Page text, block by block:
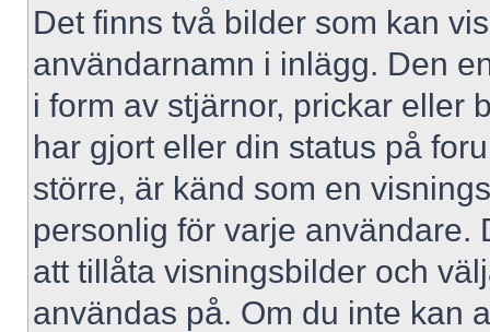
Det finns två bilder som kan
användarnamn i inlägg. Den
i form av stjärnor, prickar eller
har gjort eller din status på
större, är känd som en
personlig för varje användare.
att tillåta visningsbilder och
användas på. Om du inte kan